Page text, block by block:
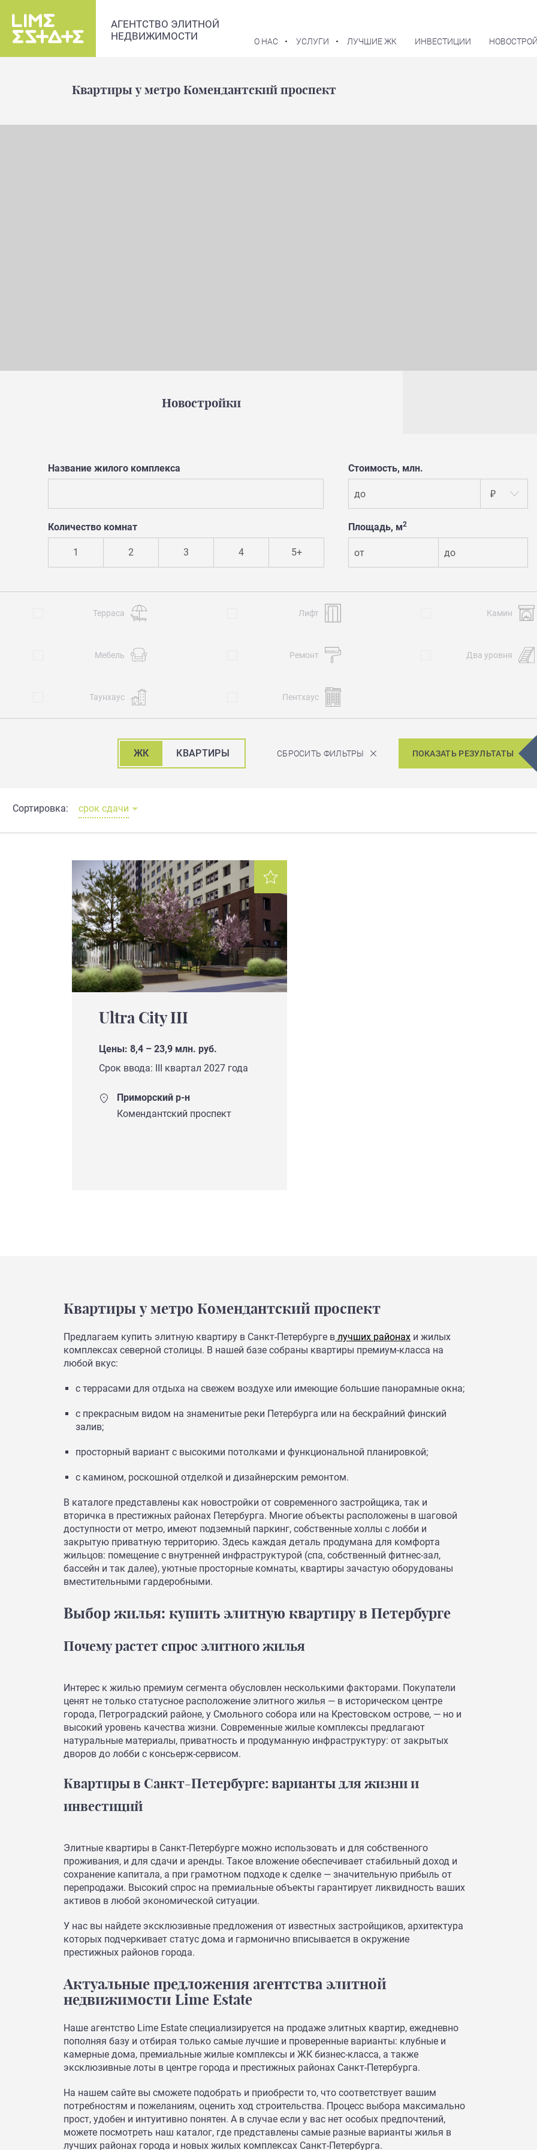
АГЕНТСТВО ЭЛИТНОЙ
НЕДВИЖИМОСТИ
О НАС УСЛУГИ ЛУЧШИЕ ЖК ИНВЕСТИЦИИ
Квартиры у метро Комендантский проспект
Новостройки
Название жилого комплекса Стоимость, млн.
до ₽
Количество комнат
1 2 3 4 5+
Площадь, м2
от до
Терраса Лифт Камин
Мебель Ремонт Два уровня
Таунхаус Пентхаус
ЖК КВАРТИРЫ ПОКАЗАТЬ РЕЗУЛЬТАТЫ
СБРОСИТЬ ФИЛЬТРЫ
Сортировка: срок сдачи
Ultra City III
Цены: 8,4 – 23,9 млн. руб.
Срок ввода: III квартал 2027 года
Приморский р-н
Комендантский проспект
Квартиры у метро Комендантский проспект
Предлагаем купить элитную квартиру в Санкт-Петербурге в лучших районах и жилых
комплексах северной столицы. В нашей базе собраны квартиры премиум-класса на
любой вкус:
с террасами для отдыха на свежем воздухе или имеющие большие панорамные окна;
с прекрасным видом на знаменитые реки Петербурга или на бескрайний финский
залив;
просторный вариант с высокими потолками и функциональной планировкой;
с камином, роскошной отделкой и дизайнерским ремонтом.
В каталоге представлены как новостройки от современного застройщика, так и
вторичка в престижных районах Петербурга. Многие объекты расположены в шаговой
доступности от метро, имеют подземный паркинг, собственные холлы с лобби и
закрытую приватную территорию. Здесь каждая деталь продумана для комфорта
жильцов: помещение с внутренней инфраструктурой (спа, собственный фитнес-зал,
бассейн и так далее), уютные просторные комнаты, квартиры зачастую оборудованы
вместительными гардеробными.
Выбор жилья: купить элитную квартиру в Петербурге
Почему растет спрос элитного жилья
Интерес к жилью премиум сегмента обусловлен несколькими факторами. Покупатели
ценят не только статусное расположение элитного жилья — в историческом центре
города, Петроградский районе, у Смольного собора или на Крестовском острове, — но и
высокий уровень качества жизни. Современные жилые комплексы предлагают
натуральные материалы, приватность и продуманную инфраструктуру: от закрытых
дворов до лобби с консьерж-сервисом.
Квартиры в Санкт-Петербурге: варианты для жизни и
инвестиций
Элитные квартиры в Санкт-Петербурге можно использовать и для собственного
проживания, и для сдачи и аренды. Такое вложение обеспечивает стабильный доход и
сохранение капитала, а при грамотном подходе к сделке — значительную прибыль от
перепродажи. Высокий спрос на премиальные объекты гарантирует ликвидность ваших
активов в любой экономической ситуации.
У нас вы найдете эксклюзивные предложения от известных застройщиков, архитектура
которых подчеркивает статус дома и гармонично вписывается в окружение
престижных районов города.
Актуальные предложения агентства элитной
недвижимости Lime Estate
Наше агентство Lime Estate специализируется на продаже элитных квартир, ежедневно
пополняя базу и отбирая только самые лучшие и проверенные варианты: клубные и
камерные дома, премиальные жилые комплексы и ЖК бизнес-класса, а также
эксклюзивные лоты в центре города и престижных районах Санкт-Петербурга.
На нашем сайте вы сможете подобрать и приобрести то, что соответствует вашим
потребностям и пожеланиям, оценить ход строительства. Процесс выбора максимально
прост, удобен и интуитивно понятен. А в случае если у вас нет особых предпочтений,
можете посмотреть наш каталог, где представлены самые разные варианты жилья в
лучших районах города и новых жилых комплексах Санкт-Петербурга.
В избранное